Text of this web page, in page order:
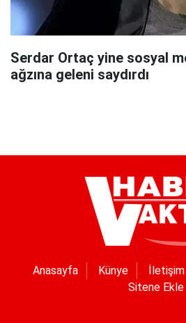
Serdar Ortaç yine sosyal
ağzına geleni saydırdı
Anasayfa Künye İletişim
Sitene Ekle